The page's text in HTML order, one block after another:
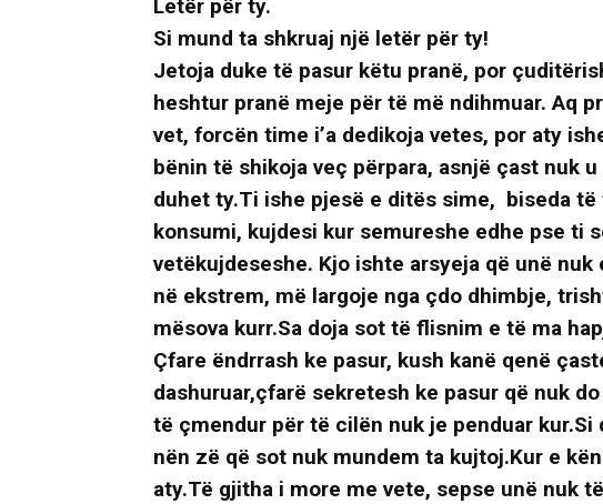
Letër për ty.
Si mund ta shkruaj një letër për ty!
Jetoja duke të pasur këtu pranë, por
heshtur pranë meje për të më ndihmuar. Aq
vet, forcën time i’a dedikoja vetes, por aty
bënin të shikoja veç përpara, asnjë çast nuk
duhet ty.Ti ishe pjesë e ditës sime, biseda
konsumi, kujdesi kur semureshe edhe pse ti
vetëkujdeseshe. Kjo ishte arsyeja që unë
në ekstrem, më largoje nga çdo dhimbje,
mësova kurr.Sa doja sot të flisnim e të ma
Çfare ëndrrash ke pasur, kush kanë qenë
dashuruar,çfarë sekretesh ke pasur që nuk
të çmendur për të cilën nuk je penduar
nën zë që sot nuk mundem ta kujtoj.Kur e
aty.Të gjitha i more me vete, sepse unë nuk